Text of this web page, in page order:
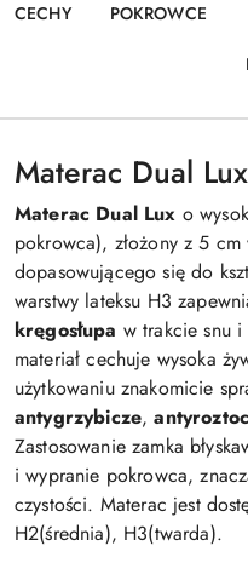
CECHY POKROWCE
Materac Dual
Materac Dual Lux o
pokrowca), złożony z 5
dopasowującego się do
warstwy lateksu H3
kręgosłupa w trakcie snu i
materiał cechuje wysoka
użytkowaniu znakomicie
antygrzybicze,
Zastosowanie zamka
i wypranie pokrowca,
czystości. Materac jest
H2(średnia), H3(twarda).